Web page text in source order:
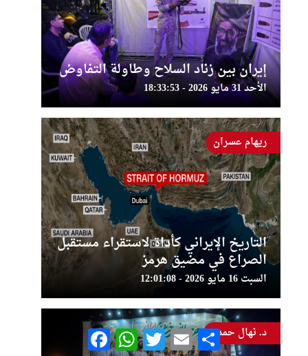
إيران بين زناد السلاح وطاولة التفاوض
الأحد 31 مايو 2026 - 18:33:53
التاريخ الإيراني كأداة لاستقراء مستقبل
الصراع في مضيق هرمز
السبت 16 مايو 2026 - 12:01:08
ريهام عسران
د. نهال حمدي FacebookWhatsAppTwitter Email Share